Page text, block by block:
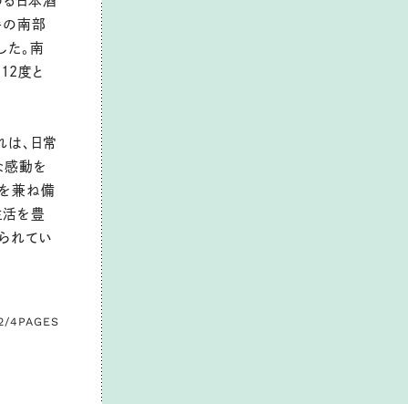
の南部
た。南
度と
は、日常
感動を
兼ね備
活を豊
れてい
4 PAGES